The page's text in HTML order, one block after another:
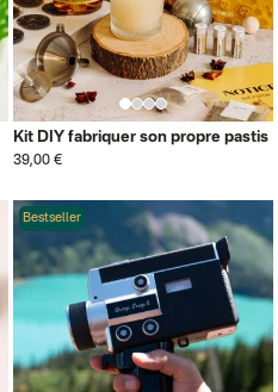
Kit DIY fabriquer son propre pastis
39,00 €
Bestseller